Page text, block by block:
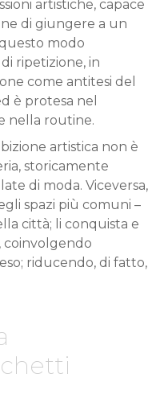
artistiche, capace
di giungere a un
modo
ripetizione, in
come antitesi del
è protesa nel
nella routine.
artistica non è
storicamente
di moda. Viceversa,
spazi più comuni –
città; li conquista e
coinvolgendo
riducendo, di fatto,